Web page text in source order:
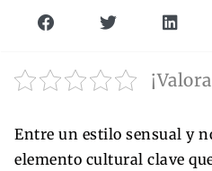
Entre un estilo sensual y
elemento cultural clave